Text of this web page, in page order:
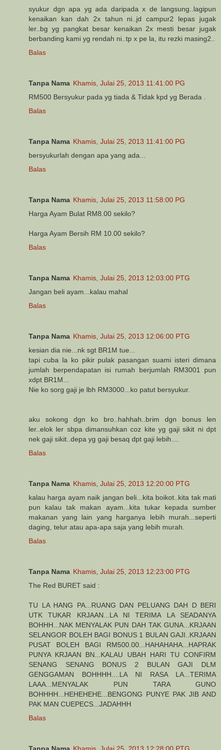
syukur dgn apa yg ada daripada x de langsung..lagipun
kenaikan kan dah 2x tahun ni..jd campur2 lepas jugak
ler..bg yg pangkat besar kenaikan 2x mesti besar jugak
berbanding kami yg rendah ni..tp x pe la, itu rezki masing2..
Balas
Tanpa Nama Khamis, Julai 25, 2013 11:41:00 PG
RM500 Bersyukur pada yg tiada & Tidak kpd yg Berada .
Balas
Tanpa Nama Khamis, Julai 25, 2013 11:41:00 PG
bersyukurlah dengan apa yang ada...
Balas
Tanpa Nama Khamis, Julai 25, 2013 11:58:00 PG
Harga Ayam Bulat RM8.00 sekilo?
Harga Ayam Bersih RM 10.00 sekilo?
Balas
Tanpa Nama Khamis, Julai 25, 2013 12:03:00 PTG
Jangan beli ayam...kalau mahal
Balas
Tanpa Nama Khamis, Julai 25, 2013 12:06:00 PTG
kesian dia nie...nk sgt BR1M tue...
tapi cuba la ko pikir pulak pasangan suami isteri dimana
jumlah berpendapatan isi rumah berjumlah RM3001 pun
xdpt BR1M...
Nie ko sorg gaji je lbh RM3000...ko patut bersyukur.
aku sokong dgn ko bro..hahhah..brim dgn bonus len
ler..elok ler sbpa dimansuhkan coz kite yg gaji sikit ni dpt
nek gaji sikit..depa yg gaji besaq dpt gaji lebih....
Balas
Tanpa Nama Khamis, Julai 25, 2013 12:20:00 PTG
kalau harga ayam naik jangan beli...kita boikot..kita tak mati
pun kalau tak makan ayam...kita tukar kepada sumber
makanan yang lain yang harganya lebih murah...seperti
daging, telur atau apa-apa saja yang lebih murah.
Balas
Tanpa Nama Khamis, Julai 25, 2013 12:23:00 PTG
The Red BURET said :
TU LA HANG PA...RUANG DAN PELUANG DAH D BERI
UTK TUKAR KRJAAN...LA NI TERIMA LA SEADANYA
BOHHH...NAK MENYALAK PUN DAH TAK GUNA...KRJAAN
SELANGOR BOLEH BAGI BONUS 1 BULAN GAJI..KRJAAN
PUSAT BOLEH BAGI RM500.00...HAHAHAHA...HAPRAK
PUNYA KRJAAN BN...KALAU UBAH HARI TU CONFIRM
SENANG SENANG BONUS 2 BULAN GAJI DLM
GENGGAMAN BOHHHH....LA NI RASA LA...TERIMA
LAAA...MENYALAK PUN TARA GUNO
BOHHHH...HEHEHEHE...BENGONG PUNYE PAK JIB AND
PAK MAN CUEPECS...JADAHHH
Balas
Tanpa Nama Khamis, Julai 25, 2013 12:28:00 PTG